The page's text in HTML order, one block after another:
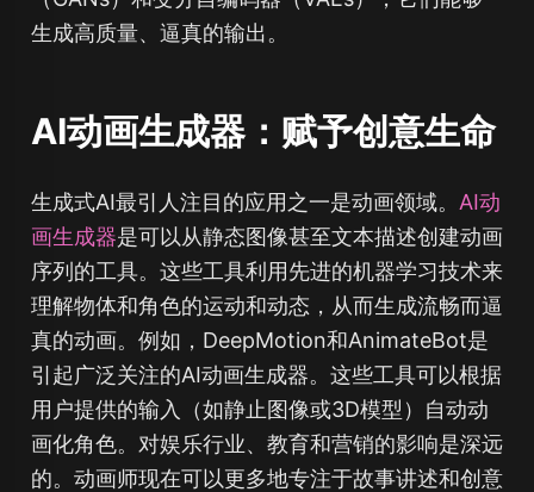
生成高质量、逼真的输出。
AI动画生成器：赋予创意生命
生成式AI最引人注目的应用之一是动画领域。 AI动
画生成器是可以从静态图像甚至文本描述创建动画
序列的工具。这些工具利用先进的机器学习技术来
理解物体和角色的运动和动态，从而生成流畅而逼
真的动画。例如，DeepMotion和AnimateBot是
引起广泛关注的AI动画生成器。这些工具可以根据
用户提供的输入（如静止图像或3D模型）自动动
画化角色。对娱乐行业、教育和营销的影响是深远
的。动画师现在可以更多地专注于故事讲述和创意